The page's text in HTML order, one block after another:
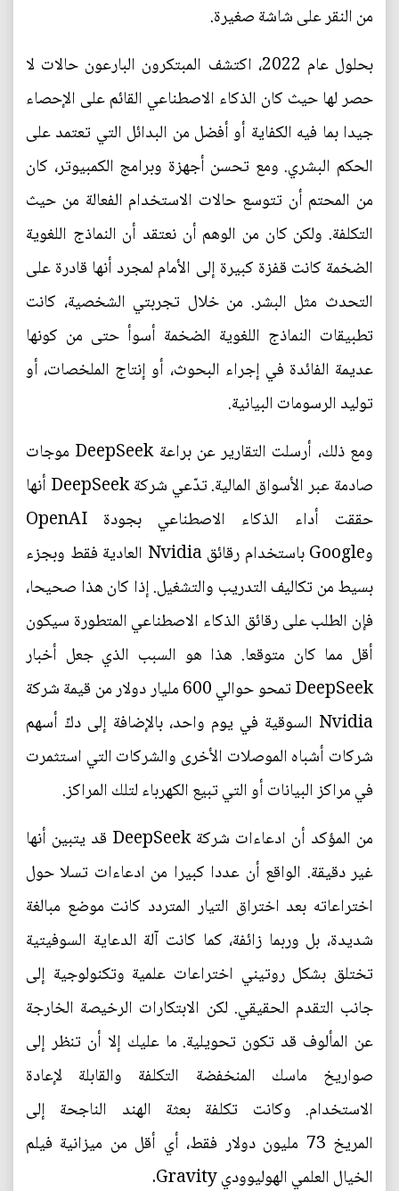
من النقر على شاشة صغيرة.
بحلول عام 2022، اكتشف المبتكرون البارعون حالات لا
حصر لها حيث كان الذكاء الاصطناعي القائم على الإحصاء
جيدا بما فيه الكفاية أو أفضل من البدائل التي تعتمد على
الحكم البشري. ومع تحسن أجهزة وبرامج الكمبيوتر، كان
من المحتم أن تتوسع حالات الاستخدام الفعالة من حيث
التكلفة. ولكن كان من الوهم أن نعتقد أن النماذج اللغوية
الضخمة كانت قفزة كبيرة إلى الأمام لمجرد أنها قادرة على
التحدث مثل البشر. من خلال تجربتي الشخصية، كانت
تطبيقات النماذج اللغوية الضخمة أسوأ حتى من كونها
عديمة الفائدة في إجراء البحوث، أو إنتاج الملخصات، أو
توليد الرسومات البيانية.
ومع ذلك، أرسلت التقارير عن براعة DeepSeek موجات
صادمة عبر الأسواق المالية. تدّعي شركة DeepSeek أنها
حققت أداء الذكاء الاصطناعي بجودة OpenAI
وGoogle باستخدام رقائق Nvidia العادية فقط وبجزء
بسيط من تكاليف التدريب والتشغيل. إذا كان هذا صحيحا،
فإن الطلب على رقائق الذكاء الاصطناعي المتطورة سيكون
أقل مما كان متوقعا. هذا هو السبب الذي جعل أخبار
DeepSeek تمحو حوالي 600 مليار دولار من قيمة شركة
Nvidia السوقية في يوم واحد، بالإضافة إلى دكّ أسهم
شركات أشباه الموصلات الأخرى والشركات التي استثمرت
في مراكز البيانات أو التي تبيع الكهرباء لتلك المراكز.
من المؤكد أن ادعاءات شركة DeepSeek قد يتبين أنها
غير دقيقة. الواقع أن عددا كبيرا من ادعاءات تسلا حول
اختراعاته بعد اختراق التيار المتردد كانت موضع مبالغة
شديدة، بل وربما زائفة، كما كانت آلة الدعاية السوفيتية
تختلق بشكل روتيني اختراعات علمية وتكنولوجية إلى
جانب التقدم الحقيقي. لكن الابتكارات الرخيصة الخارجة
عن المألوف قد تكون تحويلية. ما عليك إلا أن تنظر إلى
صواريخ ماسك المنخفضة التكلفة والقابلة لإعادة
الاستخدام. وكانت تكلفة بعثة الهند الناجحة إلى
المريخ 73 مليون دولار فقط، أي أقل من ميزانية فيلم
الخيال العلمي الهوليوودي Gravity.